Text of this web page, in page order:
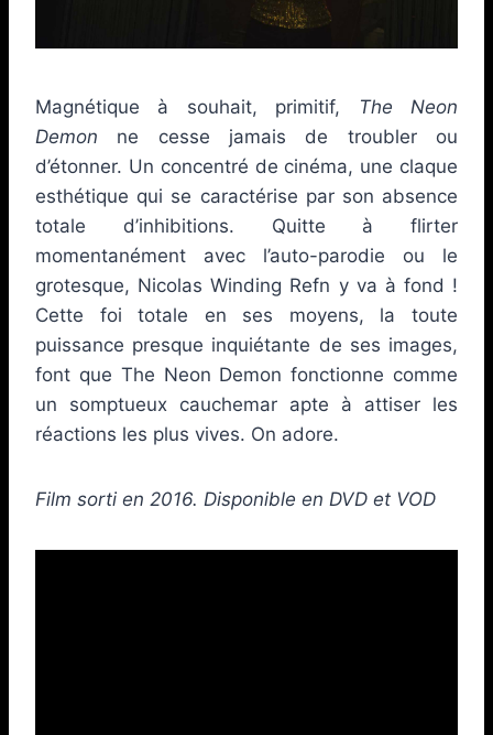
Magnétique à souhait, primitif,
The Neon
Demon ne cesse jamais de troubler ou
d’étonner. Un concentré de cinéma, une claque
esthétique qui se caractérise par son absence
totale d’inhibitions. Quitte à flirter
momentanément avec l’auto-parodie ou le
grotesque, Nicolas Winding Refn y va à fond !
Cette foi totale en ses moyens, la toute
puissance presque inquiétante de ses images,
font que The Neon Demon fonctionne comme
un somptueux cauchemar apte à attiser les
réactions les plus vives. On adore.
Film sorti en 2016. Disponible en DVD et VOD